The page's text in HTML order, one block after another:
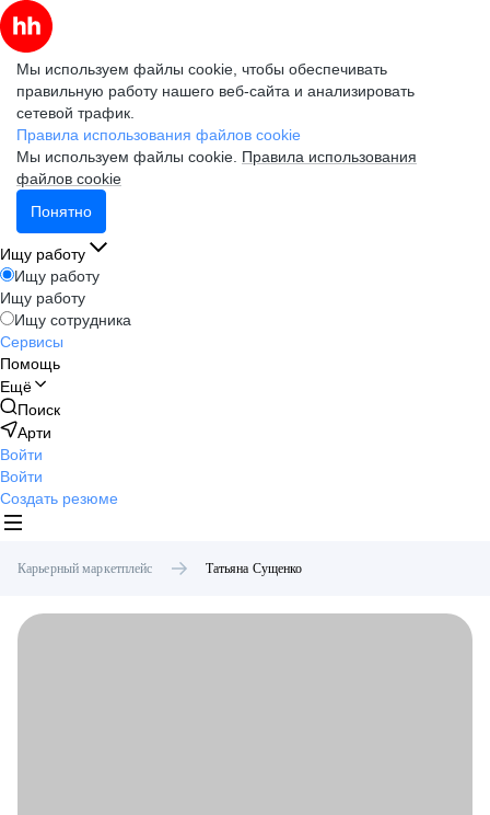
Мы используем файлы cookie, чтобы обеспечивать
правильную работу нашего веб-сайта и анализировать
сетевой трафик.
Правила использования файлов cookie
Мы используем файлы cookie. Правила использования
файлов cookie
Понятно
Ищу работу
Ищу работу
Ищу работу
Ищу сотрудника
Сервисы
Помощь
Ещё
Поиск
Арти
Войти
Войти
Создать резюме
Карьерный маркетплейс Татьяна Сущенко